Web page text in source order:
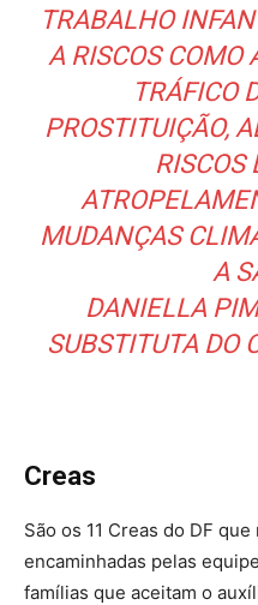
TRABALHO
A RISCOS COMO
TRÁFICO
PROSTITUIÇÃO,
RISCOS
MUDANÇAS
A
DANIELLA
SUBSTITUTA DO
Creas
São os 11 Creas do DF
encaminhadas pelas
famílias que aceitam o